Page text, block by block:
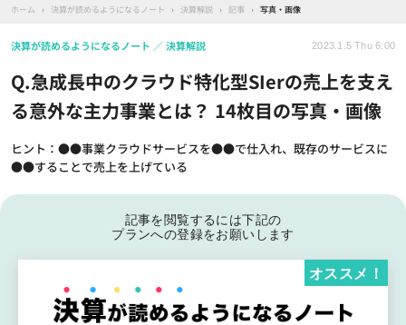
ホーム › 決算が読めるようになるノート › 決算解説 › 記事 › 写真・画像
Q.急成長中のクラウド特化型SIerの売上を支え
る意外な主力事業とは？ 14枚目の写真・画像
ヒント：●●事業クラウドサービスを●●で仕入れ、既存のサービスに
●●することで売上を上げている
決算が読めるようになるノート 決算解説 2023.1.5 Thu 6:00
記事を閲覧するには下記の
プランへの登録をお願いします
オススメ！